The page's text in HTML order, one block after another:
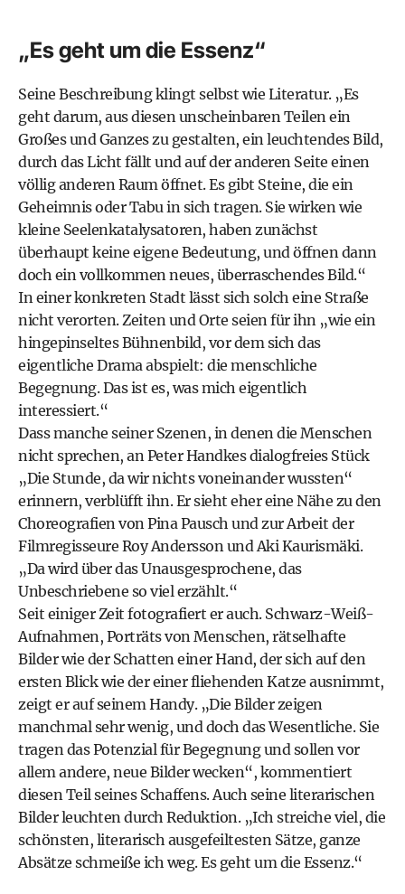
„Es geht um die Essenz“
Seine Beschreibung klingt selbst wie Literatur. „Es
geht darum, aus diesen unscheinbaren Teilen ein
Großes und Ganzes zu gestalten, ein leuchtendes Bild,
durch das Licht fällt und auf der anderen Seite einen
völlig anderen Raum öffnet. Es gibt Steine, die ein
Geheimnis oder Tabu in sich tragen. Sie wirken wie
kleine Seelenkatalysatoren, haben zunächst
überhaupt keine eigene Bedeutung, und öffnen dann
doch ein vollkommen neues, überraschendes Bild.“
In einer konkreten Stadt lässt sich solch eine Straße
nicht verorten. Zeiten und Orte seien für ihn „wie ein
hingepinseltes Bühnenbild, vor dem sich das
eigentliche Drama abspielt: die menschliche
Begegnung. Das ist es, was mich eigentlich
interessiert.“
Dass manche seiner Szenen, in denen die Menschen
nicht sprechen, an Peter Handkes dialogfreies Stück
„Die Stunde, da wir nichts voneinander wussten“
erinnern, verblüfft ihn. Er sieht eher eine Nähe zu den
Choreografien von Pina Pausch und zur Arbeit der
Filmregisseure Roy Andersson und Aki Kaurismäki.
„Da wird über das Unausgesprochene, das
Unbeschriebene so viel erzählt.“
Seit einiger Zeit fotografiert er auch. Schwarz-Weiß-
Aufnahmen, Porträts von Menschen, rätselhafte
Bilder wie der Schatten einer Hand, der sich auf den
ersten Blick wie der einer fliehenden Katze ausnimmt,
zeigt er auf seinem Handy. „Die Bilder zeigen
manchmal sehr wenig, und doch das Wesentliche. Sie
tragen das Potenzial für Begegnung und sollen vor
allem andere, neue Bilder wecken“, kommentiert
diesen Teil seines Schaffens. Auch seine literarischen
Bilder leuchten durch Reduktion. „Ich streiche viel, die
schönsten, literarisch ausgefeiltesten Sätze, ganze
Absätze schmeiße ich weg. Es geht um die Essenz.“